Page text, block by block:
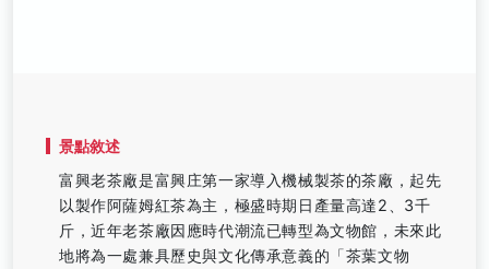
景點敘述
富興老茶廠是富興庄第一家導入機械製茶的茶廠，起先
以製作阿薩姆紅茶為主，極盛時期日產量高達2、3千
斤，近年老茶廠因應時代潮流已轉型為文物館，未來此
地將為一處兼具歷史與文化傳承意義的「茶葉文物